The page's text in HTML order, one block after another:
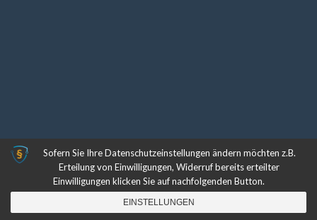
Sofern Sie Ihre Datenschutzeinstellungen ändern möchten z.B.
Erteilung von Einwilligungen, Widerruf bereits erteilter
Einwilligungen klicken Sie auf nachfolgenden Button.
EINSTELLUNGEN